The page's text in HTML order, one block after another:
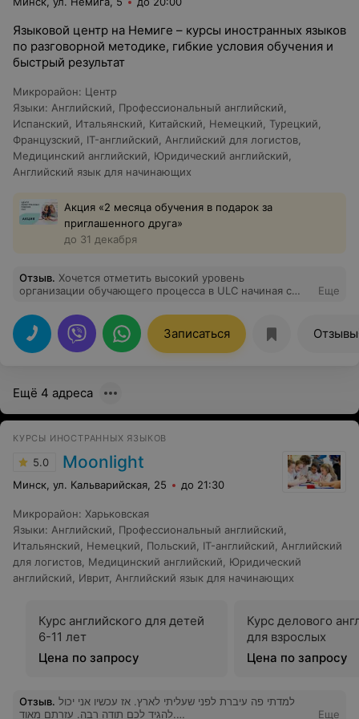
Языковой центр на Немиге – курсы иностранных языков
по разговорной методике, гибкие условия обучения и
быстрый результат
Микрорайон: Центр
Языки: Английский Профессиональный английский
Испанский
Итальянский Китайский Немецкий Турецкий
Французский
IT-английский Английский для логистов
Медицинский английский
Юридический английский
Английский язык для начинающих
Акция «2 месяца обучения в подарок за
приглашенного друга»
до 31 декабря
Отзыв. Хочется отметить высокий уровень
организации обучающего процесса в ULC начиная с
занятиями! Занимаюсь изучением английского языка
уровня А1 с марта 2026 года 1 раз в неделю в
воскресенье. Занятия проходят в офлайн формате в
небольшой группе с профессионалом своего дела
языке для комфортного путешествия, с ULC будет
Еще
Записаться Отзывы
Ещё 4 адреса
КУРСЫ ИНОСТРАННЫХ ЯЗЫКОВ
5.0 Moonlight
Минск, ул. Кальварийская, 25 до 21:30
Микрорайон: Харьковская
Языки: Английский Профессиональный английский
Итальянский
Немецкий Польский IT-английский
Английский
для логистов Медицинский английский
Юридический
английский
Иврит, Английский язык для начинающих
Курс английского для детей
6-11 лет
Цена по запросу
Курс делового
для взрослых
Цена по запросу
Отзыв. למדתי פה עיברת לפני שעליתי לארץ. אז עכשיו אני יכול
להגיד לכם תודה רבה. עזרתם מאוד.
Еще